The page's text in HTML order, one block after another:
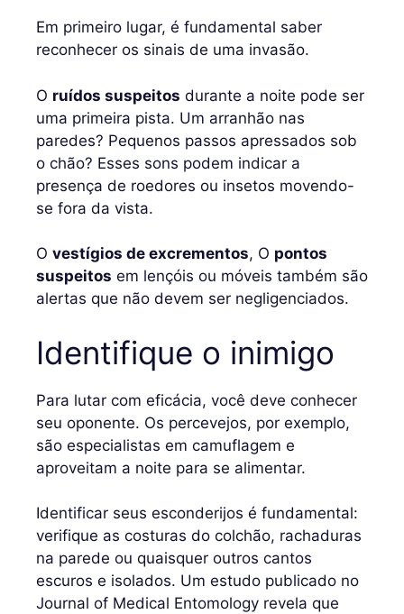
Em primeiro lugar, é fundamental saber
reconhecer os sinais de uma invasão.
O ruídos suspeitos durante a noite pode ser
uma primeira pista. Um arranhão nas
paredes? Pequenos passos apressados ​​sob
o chão? Esses sons podem indicar a
presença de roedores ou insetos movendo-
se fora da vista.
O vestígios de excrementos, O pontos
suspeitos em lençóis ou móveis também são
alertas que não devem ser negligenciados.
Identifique o inimigo
Para lutar com eficácia, você deve conhecer
seu oponente. Os percevejos, por exemplo,
são especialistas em camuflagem e
aproveitam a noite para se alimentar.
Identificar seus esconderijos é fundamental:
verifique as costuras do colchão, rachaduras
na parede ou quaisquer outros cantos
escuros e isolados. Um estudo publicado no
Journal of Medical Entomology revela que